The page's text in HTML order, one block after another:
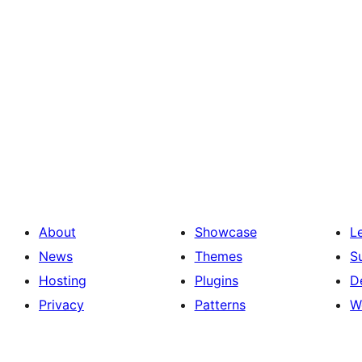
About
News
Hosting
Privacy
Showcase
Themes
Plugins
Patterns